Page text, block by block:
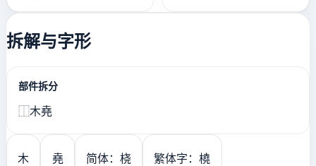
拆解与字形
部件拆分
⿰木堯
木 堯 简体：桡 繁体字：橈